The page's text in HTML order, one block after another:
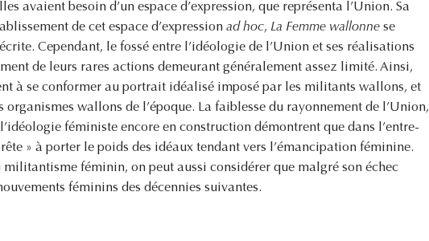
avaient besoin d’un espace d’expression, que représenta l’Union. Sa
de cet espace d’expression ad hoc, La Femme wallonnese
Cependant, le fossé entre l’idéologie de l’Union et ses réalisations
de leurs rares actions demeurant généralement assez limité. Ainsi,
à se conformer au portrait idéalisé imposé par les militants wallons, et
wallons de l’époque. La faiblesse du rayonnement de l’Union,
féministe encore en construction démontrent que dans l’entre-
» à porter le poids des idéaux tendant vers l’émancipation féminine.
militantisme féminin, on peut aussi considérer que malgré son échec
féminins des décennies suivantes.